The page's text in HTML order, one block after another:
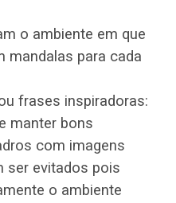
o ambiente em que
mandalas para cada
frases inspiradoras:
manter bons
com imagens
ser evitados pois
o ambiente